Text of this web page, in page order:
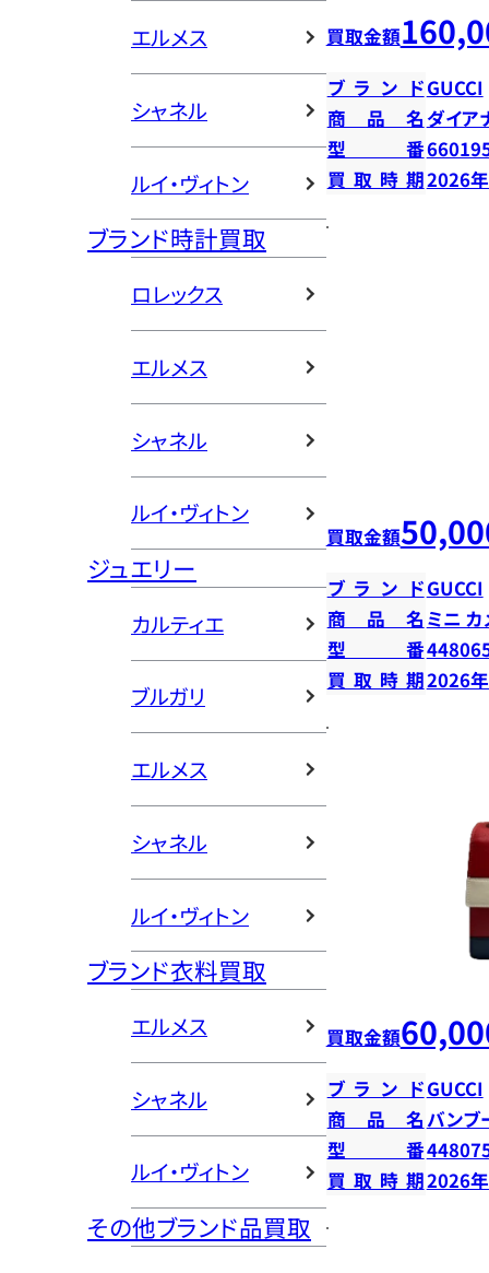
エルメス
シャネル
ルイ・ヴィトン
ブランド時計買取
ロレックス
エルメス
シャネル
ルイ・ヴィトン
ジュエリー
カルティエ
ブルガリ
エルメス
シャネル
ルイ・ヴィトン
ブランド衣料買取
エルメス
シャネル
ルイ・ヴィトン
その他ブランド品買取
買取金額
ブランドGUCCI
商品名ダイア
型番
買取時期2026
買取金額
ブランドGUCCI
商品名 ミニ カ
型番
買取時期2026
買取金額
ブランドGUCCI
商品名バンブ
型番
買取時期2026